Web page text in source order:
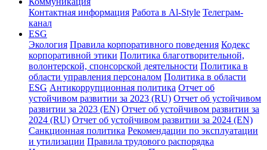
Контактная информация Работа в Al-Style Телеграм-
канал
ESG
Экология Правила корпоративного поведения Кодекс
корпоративной этики Политика благотворительной,
волонтерской, спонсорской деятельности Политика в
области управления персоналом Политика в области
ESG Антикоррупционная политика Отчет об
устойчивом развитии за 2023 (RU) Отчет об устойчивом
развитии за 2023 (EN) Отчет об устойчивом развитии за
2024 (RU) Отчет об устойчивом развитии за 2024 (EN)
Санкционная политика Рекомендации по эксплуатации
и утилизации Правила трудового распорядка